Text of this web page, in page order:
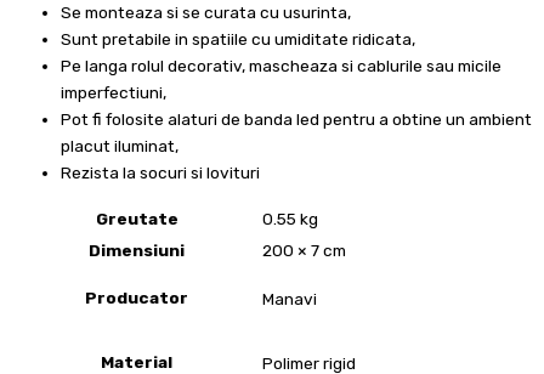
Se monteaza si se curata cu usurinta,
Sunt pretabile in spatiile cu umiditate ridicata,
Pe langa rolul decorativ, mascheaza si cablurile sau micile
imperfectiuni,
Pot fi folosite alaturi de banda led pentru a obtine un ambient
placut iluminat,
Rezista la socuri si lovituri
Greutate
0.55 kg
Dimensiuni
200 × 7 cm
Producator Manavi
Material Polimer rigid